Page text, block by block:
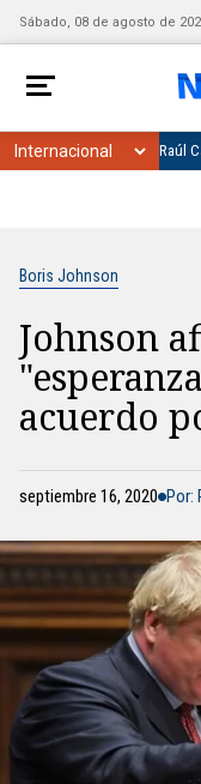
Sábado, 08 de agosto de
Raúl
Boris Johnson
Johnson
acuerdo
septiembre 16, 2020 Por: